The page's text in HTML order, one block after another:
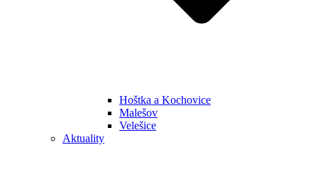
Hoštka a Kochovice
Malešov
Velešice
Aktuality